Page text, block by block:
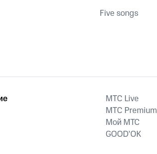
Five songs
MTС Live
MTС Premium
Мой МТС
GOOD’OK